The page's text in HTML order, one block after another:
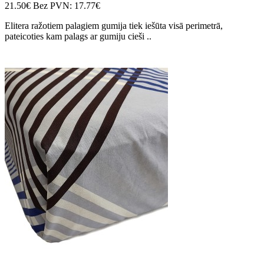
21.50€ Bez PVN: 17.77€
Elitera ražotiem palagiem gumija tiek iešūta visā perimetrā,
pateicoties kam palags ar gumiju cieši ..